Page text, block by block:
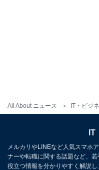
All About ニュース IT・ビジ
IT
メルカリやLINEなど人気スマホ
ナーや転職に関する話題など、
役立つ情報を分かりやすく解説し